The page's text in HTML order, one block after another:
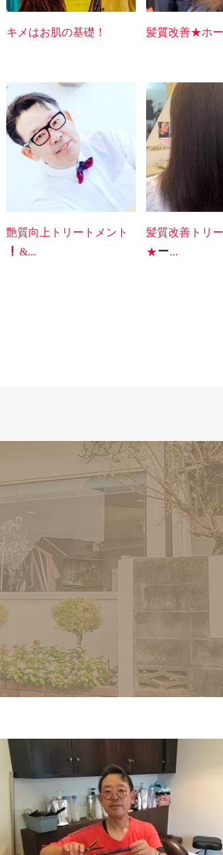
キメはお肌の基礎！ 髪質改善★ホ
艶質向上トリートメント
&...
髪質改善トリ
★
...